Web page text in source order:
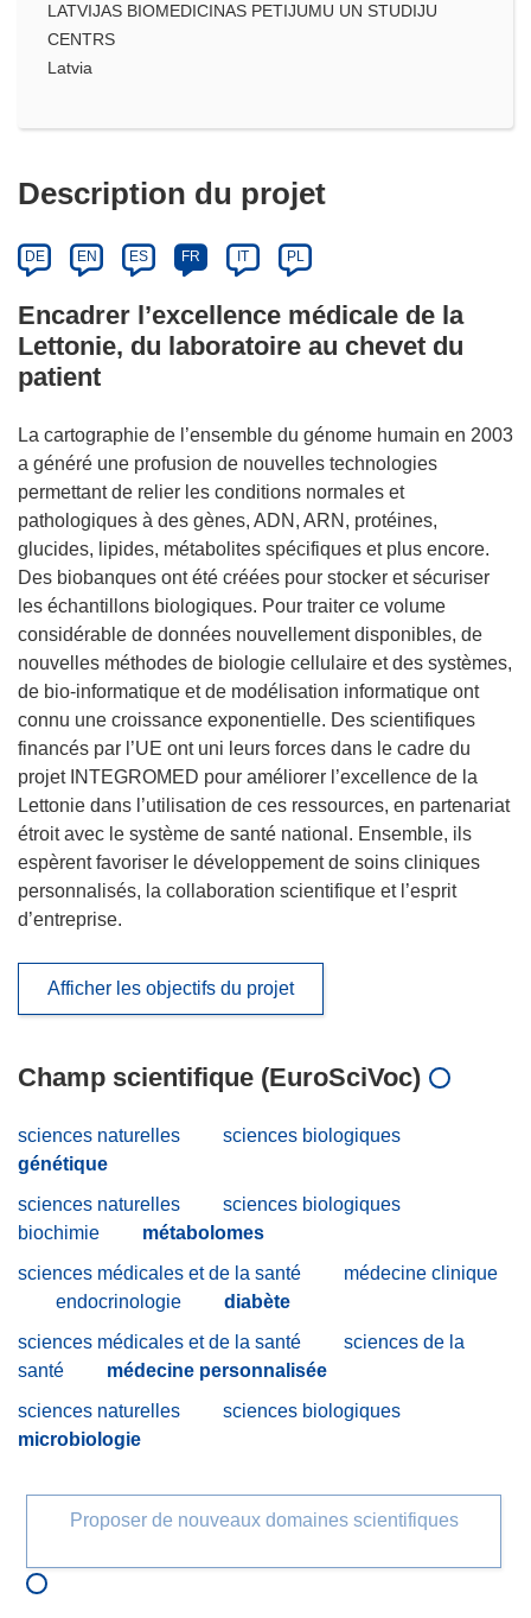
LATVIJAS BIOMEDICINAS PETIJUMU UN STUDIJU
CENTRS
Latvia
Description du projet
DE EN ES FR IT PL
Encadrer l’excellence médicale de la
Lettonie, du laboratoire au chevet du
patient
La cartographie de l’ensemble du génome humain en 2003
a généré une profusion de nouvelles technologies
permettant de relier les conditions normales et
pathologiques à des gènes, ADN, ARN, protéines,
glucides, lipides, métabolites spécifiques et plus encore.
Des biobanques ont été créées pour stocker et sécuriser
les échantillons biologiques. Pour traiter ce volume
considérable de données nouvellement disponibles, de
nouvelles méthodes de biologie cellulaire et des systèmes,
de bio-informatique et de modélisation informatique ont
connu une croissance exponentielle. Des scientifiques
financés par l’UE ont uni leurs forces dans le cadre du
projet INTEGROMED pour améliorer l’excellence de la
Lettonie dans l’utilisation de ces ressources, en partenariat
étroit avec le système de santé national. Ensemble, ils
espèrent favoriser le développement de soins cliniques
personnalisés, la collaboration scientifique et l’esprit
d’entreprise.
Afficher les objectifs du projet
Champ scientifique (EuroSciVoc)
sciences naturelles
sciences biologiques
génétique
sciences naturelles
sciences biologiques
biochimie
métabolomes
sciences médicales et de la santé
médecine clinique
endocrinologie
diabète
sciences médicales et de la santé
sciences de la
santé
médecine personnalisée
sciences naturelles
sciences biologiques
microbiologie
Proposer de nouveaux domaines scientifiques